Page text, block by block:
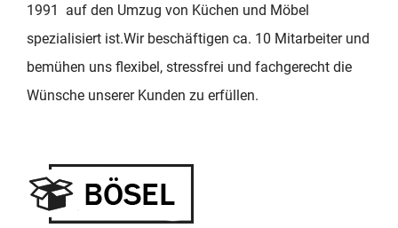
1991 auf den Umzug von Küchen und Möbel
spezialisiert ist.Wir beschäftigen ca. 10 Mitarbeiter und
bemühen uns flexibel, stressfrei und fachgerecht die
Wünsche unserer Kunden zu erfüllen.